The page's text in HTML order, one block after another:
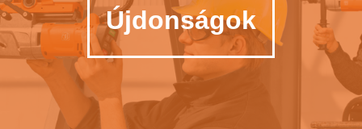
Újdonságok